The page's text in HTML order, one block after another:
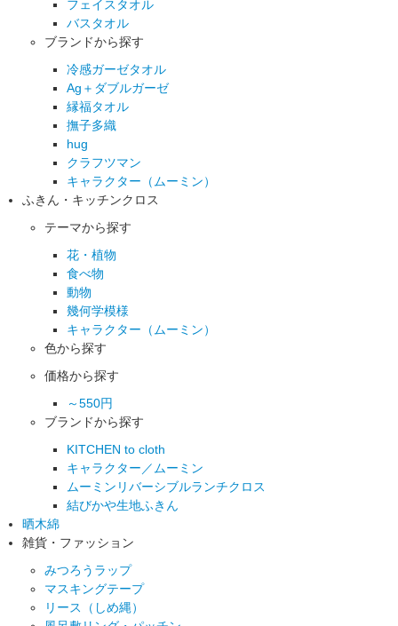
フェイスタオル
バスタオル
ブランドから探す
冷感ガーゼタオル
Ag＋ダブルガーゼ
縁福タオル
撫子多織
hug
クラフツマン
キャラクター（ムーミン）
ふきん・キッチンクロス
テーマから探す
花・植物
食べ物
動物
幾何学模様
キャラクター（ムーミン）
色から探す
価格から探す
～550円
ブランドから探す
KITCHEN to cloth
キャラクター／ムーミン
ムーミンリバーシブルランチクロス
結びかや生地ふきん
晒木綿
雑貨・ファッション
みつろうラップ
マスキングテープ
リース（しめ縄）